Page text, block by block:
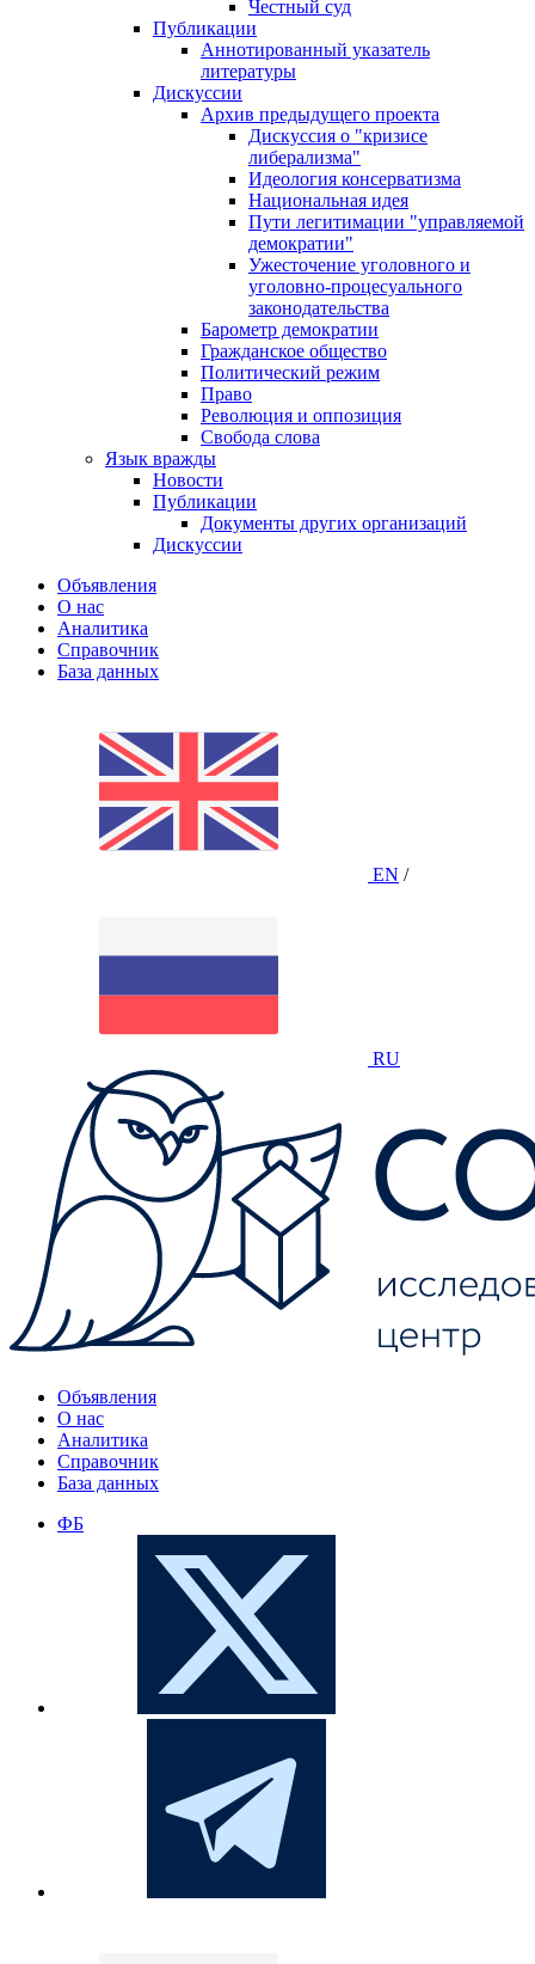
Честный суд
Публикации
Аннотированный указатель
литературы
Дискуссии
Архив предыдущего проекта
Дискуссия о "кризисе
либерализма"
Идеология консерватизма
Национальная идея
Пути легитимации "управляемой
демократии"
Ужесточение уголовного и
уголовно-процесуального
законодательства
Барометр демократии
Гражданское общество
Политический режим
Право
Революция и оппозиция
Свобода слова
Язык вражды
Новости
Публикации
Документы других организаций
Дискуссии
Объявления
О нас
Аналитика
Справочник
База данных
EN /
RU
Объявления
О нас
Аналитика
Справочник
База данных
ФБ